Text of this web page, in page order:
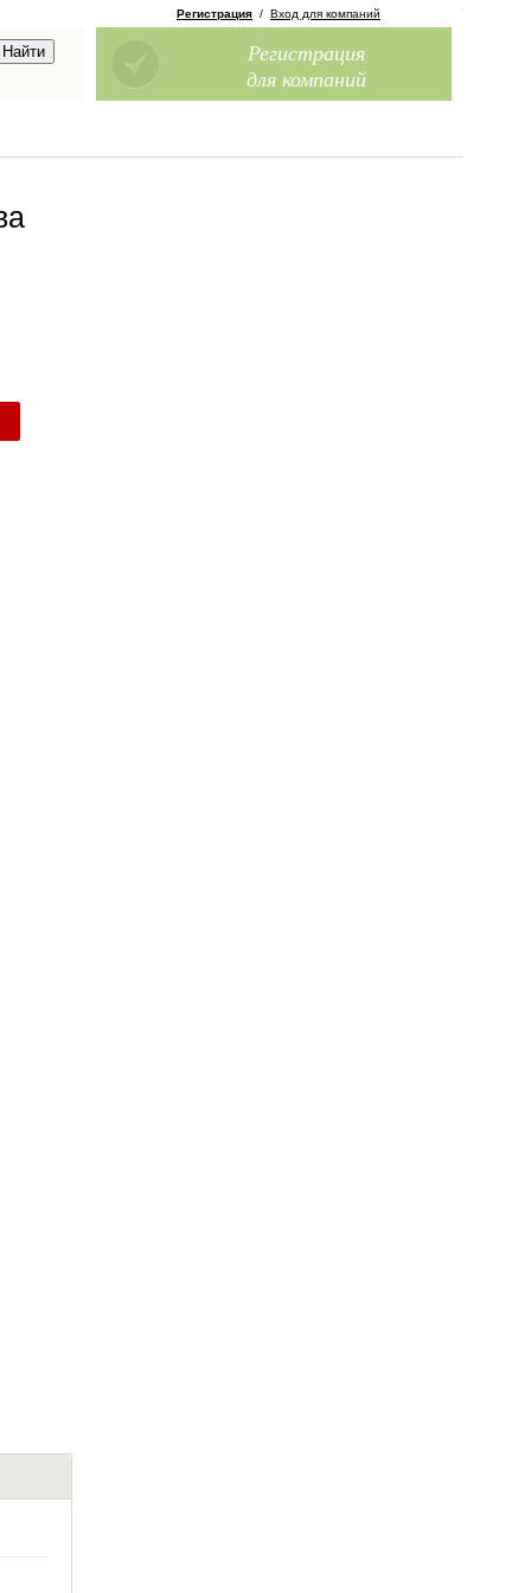
Регистрация / Вход для компаний
Регистрация
для компаний